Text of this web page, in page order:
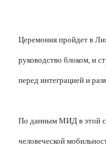
Церемония пройдет в
руководство блоком, и
перед интеграцией и
По данным МИД в этой
человеческой